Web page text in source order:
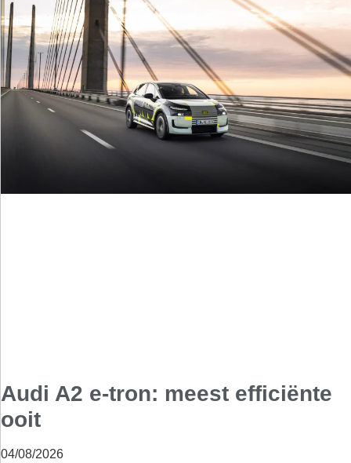
Audi A2 e-tron: meest efficiënte
ooit
04/08/2026